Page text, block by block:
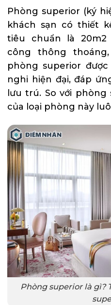
Phòng superior (ký
khách sạn có thiết
tiêu chuẩn là
công thông
phòng superior
nghi hiện đại, đáp
lưu trú. So với
của loại phòng này
Phòng superior là gì?